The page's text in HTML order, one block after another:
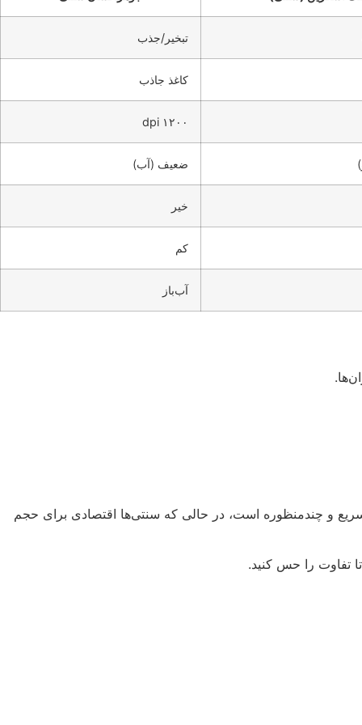
تبخیر/جذب
کاغذ جاذب
۱۲۰۰ dpi
ضعیف (آب)
خیر
کم
آب‌باز
و چندمنظوره است، در حالی که سنتی‌ها اقتصادی برای حجم